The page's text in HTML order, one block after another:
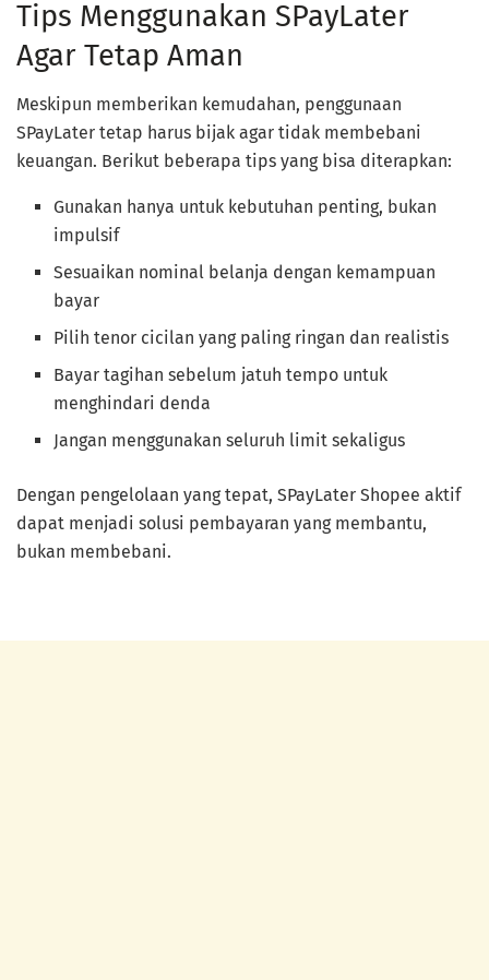
Tips Menggunakan SPayLater
Agar Tetap Aman
Meskipun memberikan kemudahan, penggunaan
SPayLater tetap harus bijak agar tidak membebani
keuangan. Berikut beberapa tips yang bisa diterapkan:
Gunakan hanya untuk kebutuhan penting, bukan
impulsif
Sesuaikan nominal belanja dengan kemampuan
bayar
Pilih tenor cicilan yang paling ringan dan realistis
Bayar tagihan sebelum jatuh tempo untuk
menghindari denda
Jangan menggunakan seluruh limit sekaligus
Dengan pengelolaan yang tepat, SPayLater Shopee aktif
dapat menjadi solusi pembayaran yang membantu,
bukan membebani.